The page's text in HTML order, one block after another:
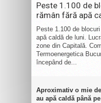
Peste 1.100 de
rămân fără apă
Peste 1.100 de
apă caldă de luni.
zone din Capitală.
Termoenergetica
începând de...
Aproximativ o mie
au apă caldă până